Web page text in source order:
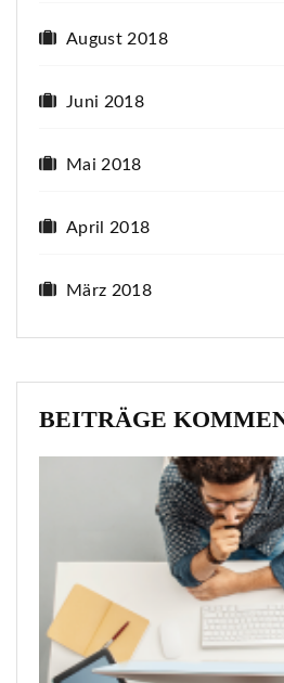
August 2018
Juni 2018
Mai 2018
April 2018
März 2018
BEITRÄGE